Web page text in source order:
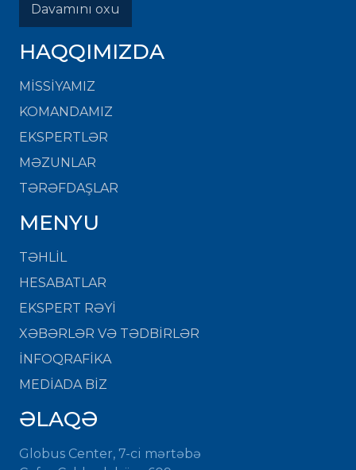
Davamını oxu
HAQQIMIZDA
MISSIYAMIZ
KOMANDAMIZ
EKSPERTLƏR
MƏZUNLAR
TƏRƏFDAŞLAR
MENYU
TƏHLİL
HESABATLAR
EKSPERT RƏYİ
XƏBƏRLƏR VƏ TƏDBİRLƏR
İNFOQRAFİKA
MEDİADA BİZ
ƏLAQƏ
Globus Center, 7-ci mərtəbə